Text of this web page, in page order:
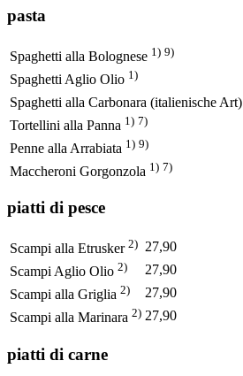
pasta
Spaghetti alla Bolognese 1) 9)
Spaghetti Aglio Olio 1)
Spaghetti alla Carbonara (italienische Art)
Tortellini alla Panna 1) 7)
Penne alla Arrabiata 1) 9)
Maccheroni Gorgonzola 1) 7)
piatti di pesce
Scampi alla Etrusker 2) 27,90
Scampi Aglio Olio 2)
27,90
Scampi alla Griglia 2)
27,90
Scampi alla Marinara 2) 27,90
piatti di carne